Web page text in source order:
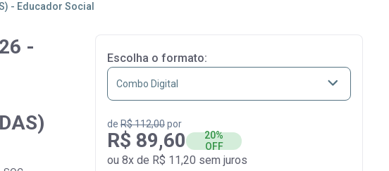
- Educador Social
-
Escolha o formato:
de R$ 112,00por
R$ 89,60
20%
OFF
ou 8x de R$ 11,20 sem juros